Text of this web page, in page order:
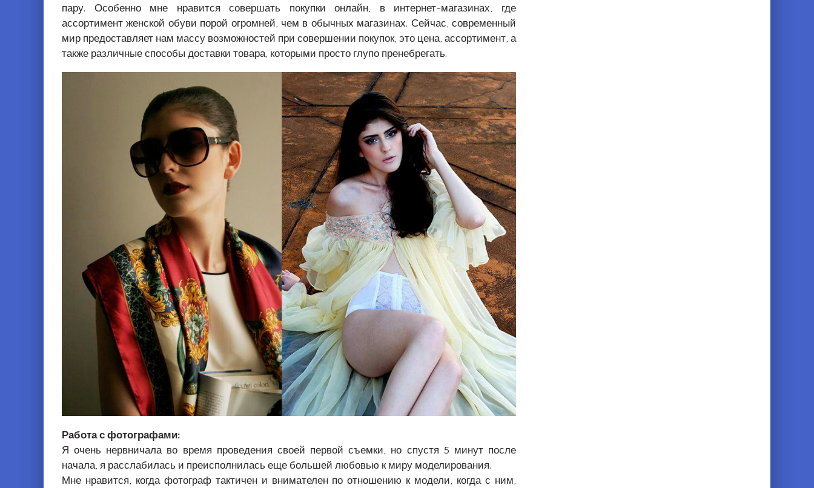
пару. Особенно мне нравится совершать покупки онлайн, в интернет-магазинах, где
ассортимент женской обуви порой огромней, чем в обычных магазинах. Сейчас, современный
мир предоставляет нам массу возможностей при совершении покупок, это цена, ассортимент, а
также различные способы доставки товара, которыми просто глупо пренебрегать.
Работа с фотографами:
Я очень нервничала во время проведения своей первой съемки, но спустя 5 минут после
начала, я расслабилась и преисполнилась еще большей любовью к миру моделирования.
Мне нравится, когда фотограф тактичен и внимателен по отношению к модели, когда с ним,